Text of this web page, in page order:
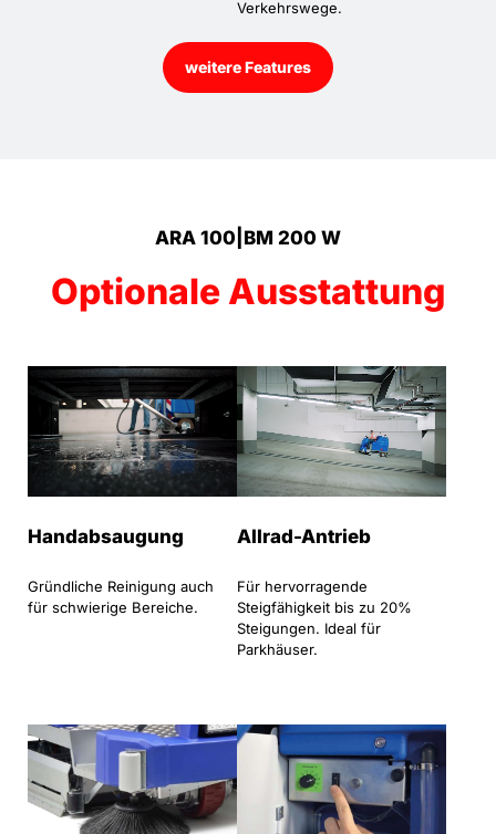
Verkehrswege.
weitere Features
ARA 100|BM 200 W
Optionale Ausstattung
Handabsaugung
Gründliche Reinigung auch
für schwierige Bereiche.
Allrad-Antrieb
Für hervorragende
Steigfähigkeit bis zu 20%
Steigungen. Ideal für
Parkhäuser.